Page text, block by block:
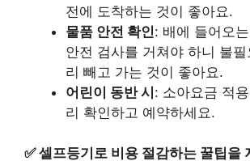
전에 도착하는 것이 좋아요.
물품 안전 확인: 배에 들어오
안전 검사를 거쳐야 하니 불
리 빼고 가는 것이 좋아요.
어린이 동반 시: 소아요금 적
리 확인하고 예약하세요.
✅셀프등기로 비용 절감하는 꿀팁을